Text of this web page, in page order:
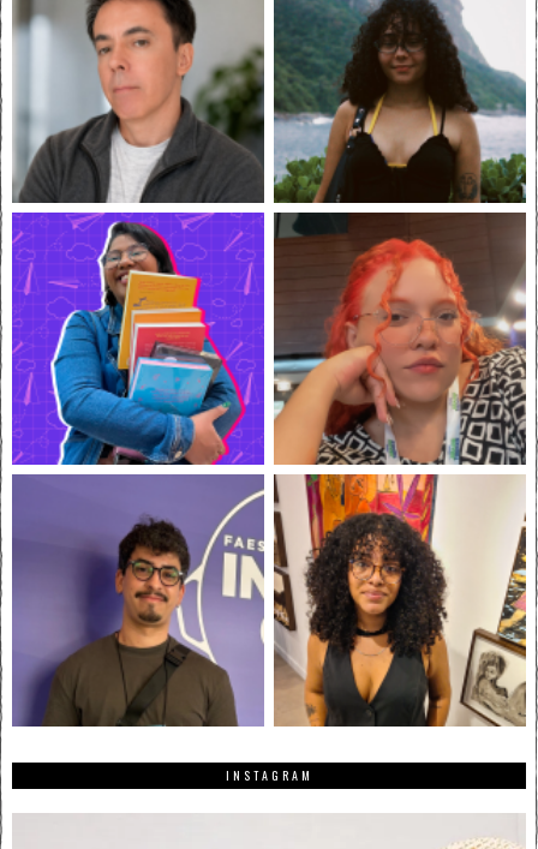
INSTAGRAM